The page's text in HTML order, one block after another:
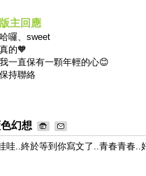
版主回應
哈囉、sweet
真的🧡
我一直保有一顆年輕的心😊
保持聯絡
幻想
哇..終於等到你寫文了..青春青春..